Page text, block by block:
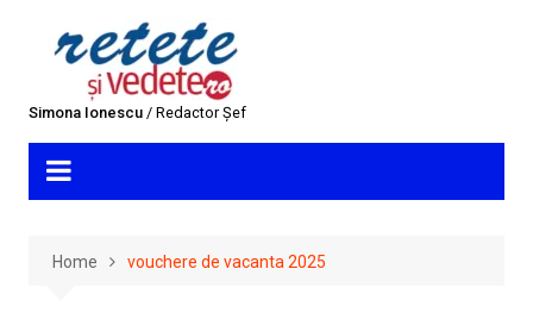
Simona Ionescu/ Redactor Șef
Home vouchere de vacanta 2025